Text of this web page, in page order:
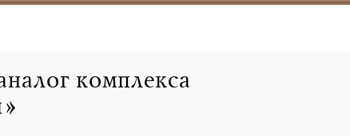
комплекса